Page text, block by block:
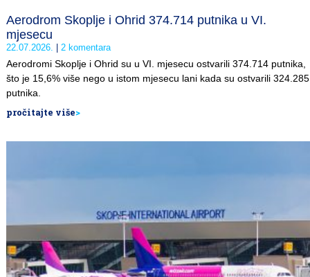
Aerodrom Skoplje i Ohrid 374.714 putnika u VI.
mjesecu
22.07.2026. 2 komentara
Aerodromi Skoplje i Ohrid su u VI. mjesecu ostvarili 374.714 putnika,
što je 15,6% više nego u istom mjesecu lani kada su ostvarili 324.285
putnika.
pročitajte više>